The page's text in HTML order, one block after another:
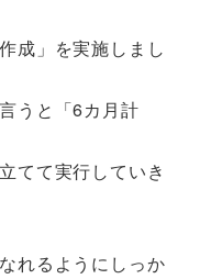
成」を実施しまし
うと「6カ月計
てて実行していき
れるようにしっか